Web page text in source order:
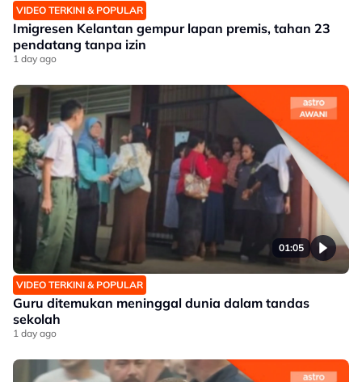
VIDEO TERKINI & POPULAR
Imigresen Kelantan gempur lapan premis, tahan 23
pendatang tanpa izin
1 day ago
01:05
VIDEO TERKINI & POPULAR
Guru ditemukan meninggal dunia dalam tandas
sekolah
1 day ago